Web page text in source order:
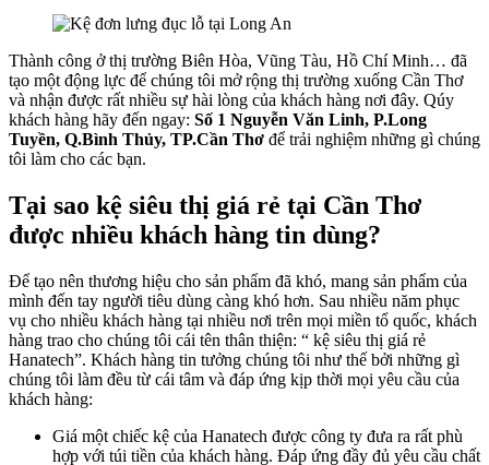
Thành công ở thị trường Biên Hòa, Vũng Tàu, Hồ Chí Minh… đã
tạo một động lực để chúng tôi mở rộng thị trường xuống Cần Thơ
và nhận được rất nhiều sự hài lòng của khách hàng nơi đây. Qúy
khách hàng hãy đến ngay: Số 1 Nguyễn Văn Linh, P.Long
Tuyền, Q.Bình Thủy, TP.Cần Thơ để trải nghiệm những gì chúng
tôi làm cho các bạn.
Tại sao kệ siêu thị giá rẻ tại Cần Thơ
được nhiều khách hàng tin dùng?
Để tạo nên thương hiệu cho sản phẩm đã khó, mang sản phẩm của
mình đến tay người tiêu dùng càng khó hơn. Sau nhiều năm phục
vụ cho nhiều khách hàng tại nhiều nơi trên mọi miền tổ quốc, khách
hàng trao cho chúng tôi cái tên thân thiện: “ kệ siêu thị giá rẻ
Hanatech”. Khách hàng tin tưởng chúng tôi như thế bởi những gì
chúng tôi làm đều từ cái tâm và đáp ứng kịp thời mọi yêu cầu của
khách hàng:
Giá một chiếc kệ của Hanatech được công ty đưa ra rất phù
hợp với túi tiền của khách hàng. Đáp ứng đầy đủ yêu cầu chất